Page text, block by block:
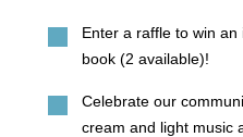
Enter a raffle to win
book (2 available)!
Celebrate our
cream and light music